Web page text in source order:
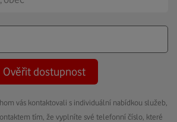
Ověřit dostupnost
vás kontaktovali s individuální nabídkou služeb,
tím, že vyplníte své telefonní číslo, které